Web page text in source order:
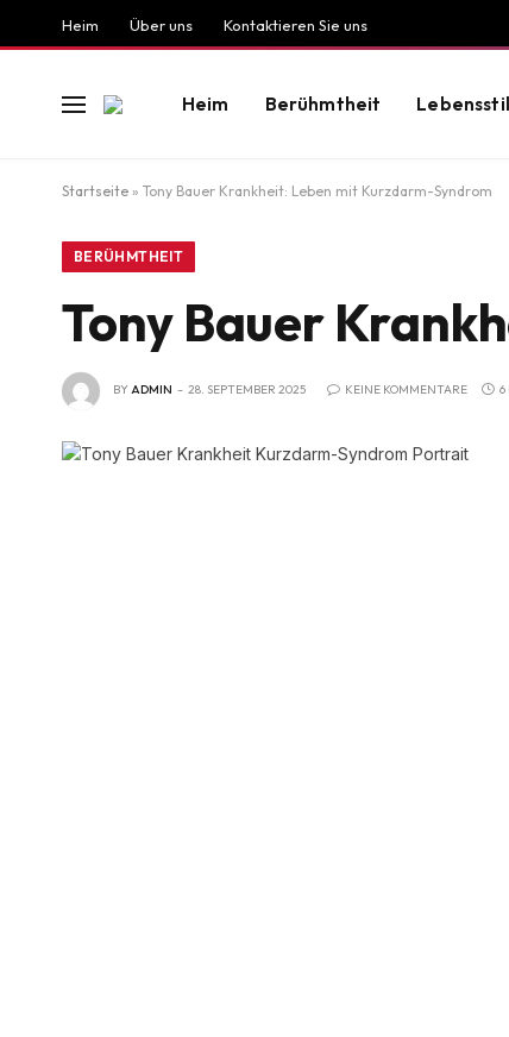
Heim Über uns Kontaktieren Sie uns
Heim Berühmtheit Lebensstil
Startseite » Tony Bauer Krankheit: Leben mit Kurzdarm-Syndrom
BERÜHMTHEIT
Tony Bauer
BYADMIN 28. SEPTEMBER 2025 KEINE KOMMENTARE 6